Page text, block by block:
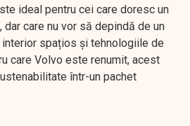
ideal pentru cei care doresc un
care nu vor să depindă de un
interior spațios și tehnologiile de
care Volvo este renumit, acest
într-un pachet